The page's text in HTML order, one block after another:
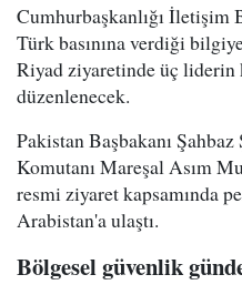
Cumhurbaşkanlığı İletişim
Türk basınına verdiği
Riyad ziyaretinde üç liderin
düzenlenecek.
Pakistan Başbakanı
Komutanı Mareşal Asım
resmi ziyaret kapsamında
Arabistan'a ulaştı.
Bölgesel güvenlik